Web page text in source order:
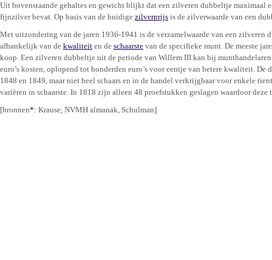
Uit bovenstaande gehaltes en gewicht blijkt dat een zilveren dubbeltje maximaal
fijnzilver bevat. Op basis van de huidige zilverprijs is de zilverwaarde van een
Met uitzondering van de jaren 1936-1941 is de verzamelwaarde van een zilveren
afhankelijk van de kwaliteit en de schaarste van de specifieke munt. De meeste
koop. Een zilveren dubbeltje uit de periode van Willem III kan bij
euro’s kosten, oplopend tot honderden euro’s voor eentje van betere kwaliteit.
1848 en 1849, maar niet heel schaars en in de handel verkrijgbaar voor enkele
variëren in schaarste. In 1818 zijn alleen 48 proefstukken geslagen waardoor deze
[bronnen*: Krause, NVMH almanak, Schulman]